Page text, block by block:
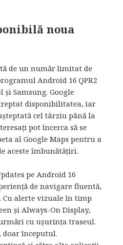
noua
de un număr limitat de
Android 16 QPR2
și Samsung. Google
disponibilitatea, iar
cel târziu până la
pot încerca să se
al Google Maps pentru a
aceste îmbunătățiri.
pe Android 16
de navigare fluentă,
Cu alerte vizuale în timp
și Always-On Display,
cu ușurința traseul.
doar începutul.